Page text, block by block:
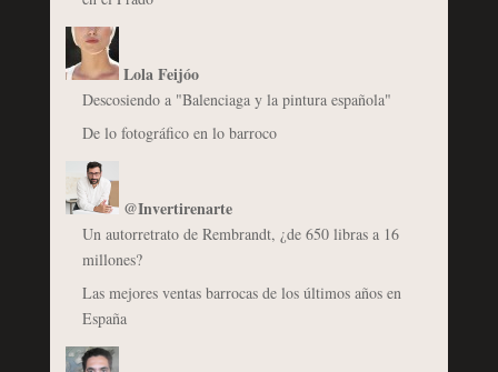
Lola Feijóo
Descosiendo a "Balenciaga y la pintura española"
De lo fotográfico en lo barroco
@Invertirenarte
Un autorretrato de Rembrandt, ¿de 650 libras a 16
millones?
Las mejores ventas barrocas de los últimos años en
España